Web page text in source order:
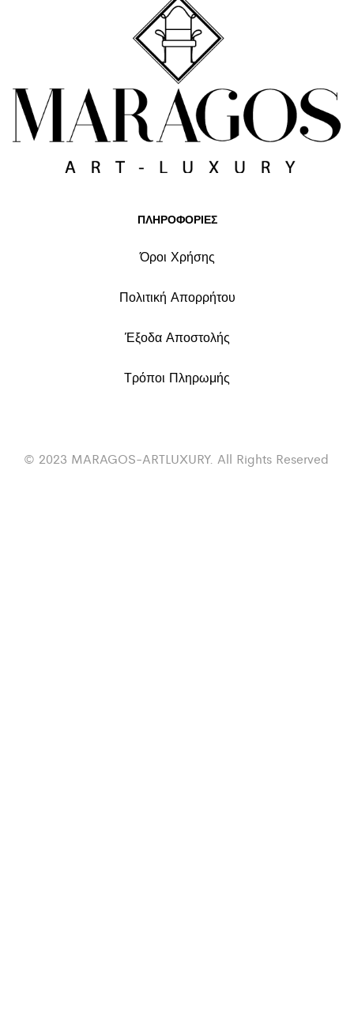
ΠΛΗΡΟΦΟΡΙΕΣ
Όροι Χρήσης
Πολιτική Απορρήτου
Έξοδα Αποστολής
Τρόποι Πληρωμής
© 2023 MARAGOS-ARTLUXURY. All Rights Reserved